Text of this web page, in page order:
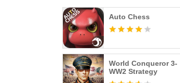
Auto Chess
World Conqueror 3-
WW2 Strategy